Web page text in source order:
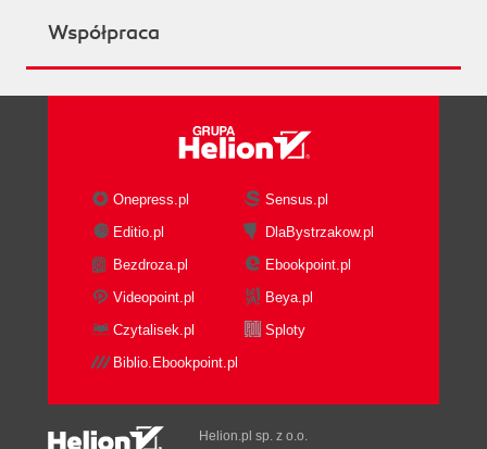
Współpraca
Onepress.pl
Sensus.pl
Editio.pl
DlaBystrzakow.pl
Bezdroza.pl
Ebookpoint.pl
Videopoint.pl
Beya.pl
Czytalisek.pl
Sploty
Biblio.Ebookpoint.pl
Helion.pl sp. z o.o.